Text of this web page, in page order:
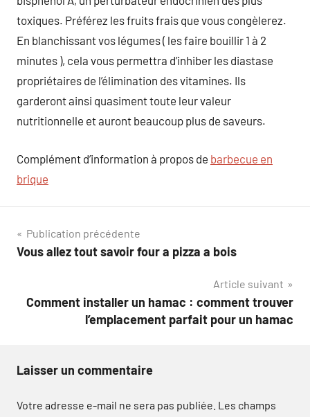
toxiques. Préférez les fruits frais que vous congèlerez.
En blanchissant vos légumes ( les faire bouillir 1 à 2
minutes ), cela vous permettra d’inhiber les diastase
propriétaires de l’élimination des vitamines. Ils
garderont ainsi quasiment toute leur valeur
nutritionnelle et auront beaucoup plus de saveurs.
Complément d’information à propos de barbecue en
brique
Navigation
de
Publication précédente
Vous allez tout savoir four a pizza a bois
Article suivant
Comment installer un hamac : comment trouver
l’emplacement parfait pour un hamac
Laisser un commentaire
Votre adresse e-mail ne sera pas publiée. Les champs